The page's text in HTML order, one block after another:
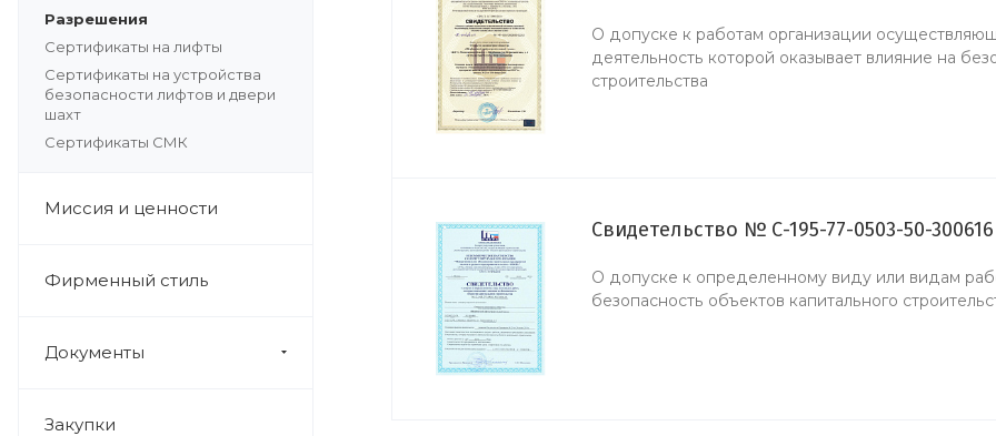
Разрешения
Сертификаты на лифты
Сертификаты на устройства
безопасности лифтов и двери
шахт
Сертификаты СМК
Миссия и ценности
Фирменный стиль
Документы
Закупки
О допуске к работам организации
деятельность которой оказывает влияние на
строительства
Свидетельство № С-195-77-0503-50-300616
О допуске к определенному виду или видам
безопасность объектов капитального